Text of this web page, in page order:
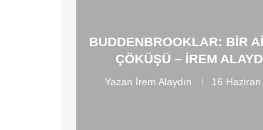
BUDDENBROOKLAR: BIR
ÇÖKÜŞÜ – İREM
Yazan İrem Alaydın 16 Haziran